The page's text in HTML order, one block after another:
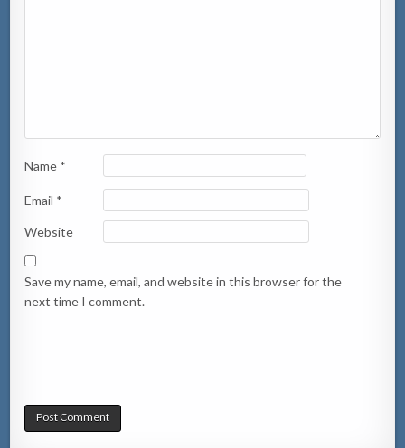
Name *
Email *
Website
Save my name, email, and website in this browser for the
next time I comment.